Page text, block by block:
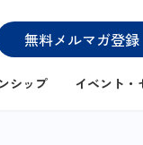
無料メルマガ登録
シップ イベント・